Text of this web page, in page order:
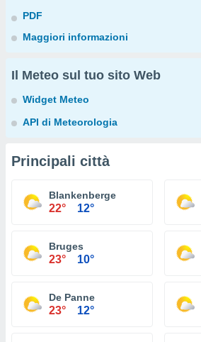
PDF
Maggiori informazioni
Il Meteo sul tuo sito Web
Widget Meteo
API di Meteorologia
Principali città
Blankenberge
22° 12°
Bruges
23° 10°
De Panne
23° 12°